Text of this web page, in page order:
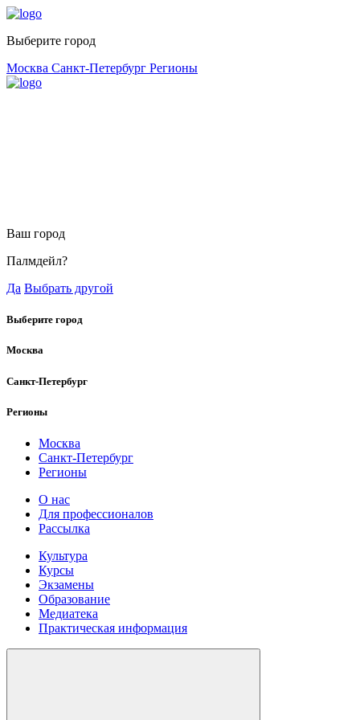
Выберите город
Москва Санкт-Петербург Регионы
Ваш город
Палмдейл?
Да Выбрать другой
Выберите город
Москва
Санкт-Петербург
Регионы
Москва
Санкт-Петербург
Регионы
О нас
Для профессионалов
Рассылка
Культура
Курсы
Экзамены
Образование
Медиатека
Практическая информация